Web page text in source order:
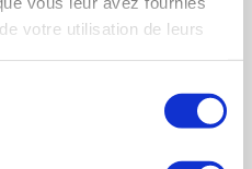
votre utilisation de leurs
: 1 900 Mds$)